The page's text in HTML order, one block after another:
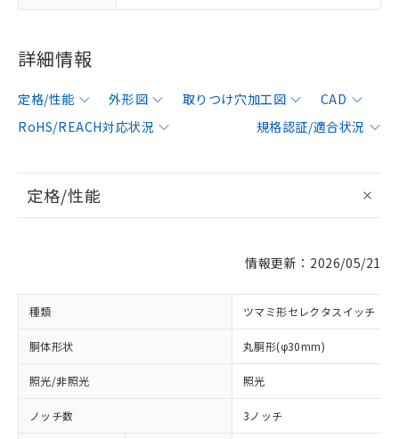
詳細情報
定格/性能 外形図 取りつけ穴加工図
CAD
RoHS/REACH対応状況
規格認証/適合状況
定格/性能
情報更新：2026/05/21
種類 ツマミ形セレクタスイッチ
胴体形状 丸胴形(φ30mm)
照光/非照光 照光
ノッチ数 3ノッチ